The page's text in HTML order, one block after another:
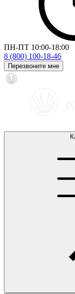
ПН-ПТ 10:00-18:00
8 (800) 100-18-46
Перезвоните мне